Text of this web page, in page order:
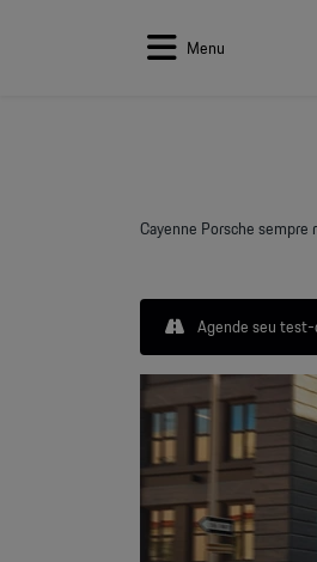
Menu
Cayenne Porsche
Agende seu